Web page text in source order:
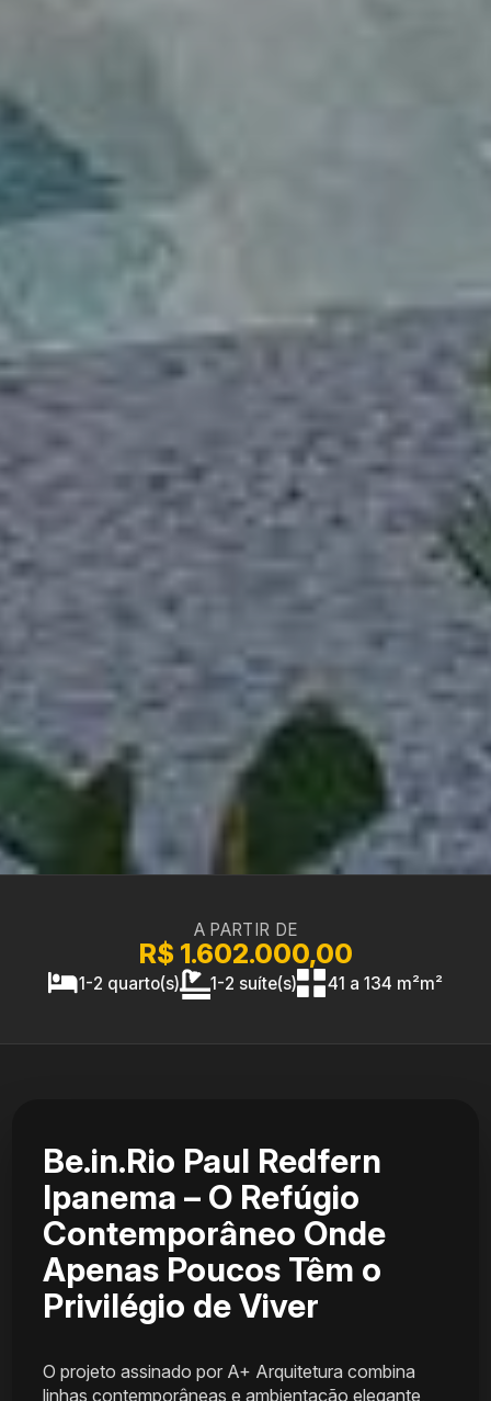
A PARTIR DE
R$ 1.602.000,00
1-2 quarto(s) 1-2 suíte(s) 41 a 134 m²m²
Be.in.Rio Paul Redfern
Ipanema – O Refúgio
Contemporâneo Onde
Apenas Poucos Têm o
Privilégio de Viver
O projeto assinado por A+ Arquitetura combina
linhas contemporâneas e ambientação elegante,